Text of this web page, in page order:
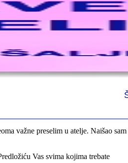
firmi jer su stvarno profesionalni.
dana sam preselila sve stvari u